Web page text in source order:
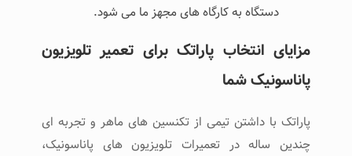
دستگاه به کارگاه‌ های مجهز ما می ‌شود.
مزایای انتخاب پاراتک برای تعمیر تلویزیون
پاناسونیک شما
پاراتک با داشتن تیمی از تکنسین ‌های ماهر و تجربه ‌ای
چندین ساله در تعمیرات تلویزیون ‌های پاناسونیک،